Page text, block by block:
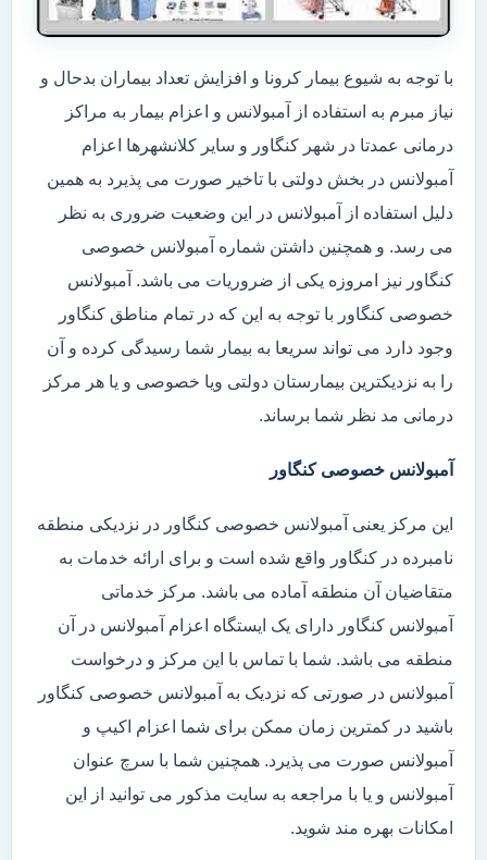
با توجه به شیوع بیمار کرونا و افزایش تعداد بیماران بدحال و
نیاز مبرم به استفاده از آمبولانس و اعزام بیمار به مراکز
درمانی عمدتا در شهر کنگاور و سایر کلانشهرها اعزام
آمبولانس در بخش دولتی با تاخیر صورت می پذیرد به همین
دلیل استفاده از آمبولانس در این وضعیت ضروری به نظر
می رسد. و همچنین داشتن شماره آمبولانس خصوصی
کنگاور نیز امروزه یکی از ضروریات می باشد. آمبولانس
خصوصی کنگاور با توجه به این که در تمام مناطق کنگاور
وجود دارد می تواند سریعا به بیمار شما رسیدگی کرده و آن
را به نزدیکترین بیمارستان دولتی ویا خصوصی و یا هر مرکز
درمانی مد نظر شما برساند.
آمبولانس خصوصی کنگاور
این مرکز یعنی آمبولانس خصوصی کنگاور در نزدیکی منطقه
نامبرده در کنگاور واقع شده است و برای ارائه خدمات به
متقاضیان آن منطقه آماده می باشد. مرکز خدماتی
آمبولانس کنگاور دارای یک ایستگاه اعزام آمبولانس در آن
منطقه می باشد. شما با تماس با این مرکز و درخواست
آمبولانس در صورتی که نزدیک به آمبولانس خصوصی کنگاور
باشید در کمترین زمان ممکن برای شما اعزام اکیپ و
آمبولانس صورت می پذیرد. همچنین شما با سرچ عنوان
آمبولانس و یا با مراجعه به سایت مذکور می توانید از این
امکانات بهره مند شوید.